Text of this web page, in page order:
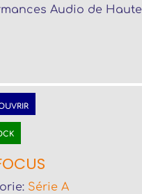
Audio de Haute
Série A